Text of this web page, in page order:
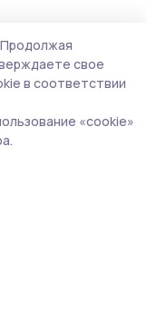
Продолжая
свое
в соответствии
«cookie»